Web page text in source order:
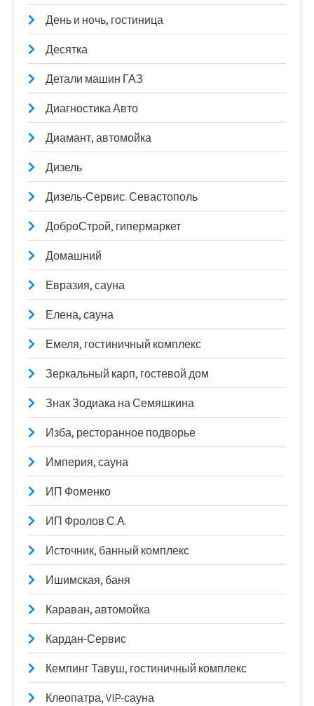
День и ночь, гостиница
Десятка
Детали машин ГАЗ
Диагностика Авто
Диамант, автомойка
Дизель
Дизель-Сервис. Севастополь
ДоброСтрой, гипермаркет
Домашний
Евразия, сауна
Елена, сауна
Емеля, гостиничный комплекс
Зеркальный карп, гостевой дом
Знак Зодиака на Семяшкина
Изба, ресторанное подворье
Империя, сауна
ИП Фоменко
ИП Фролов С.А.
Источник, банный комплекс
Ишимская, баня
Караван, автомойка
Кардан-Сервис
Кемпинг Тавуш, гостиничный комплекс
Клеопатра, VIP-сауна